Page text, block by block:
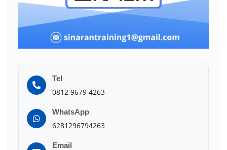
Tel
0812 9679 4263
WhatsApp
6281296794263
Email